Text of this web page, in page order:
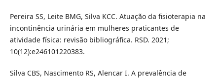
Pereira SS, Leite BMG, Silva KCC. Atuação da fisioterapia na
incontinência urinária em mulheres praticantes de
atividade física: revisão bibliográfica. RSD. 2021;
10(12):e246101220383.
Silva CBS, Nascimento RS, Alencar I. A prevalência de